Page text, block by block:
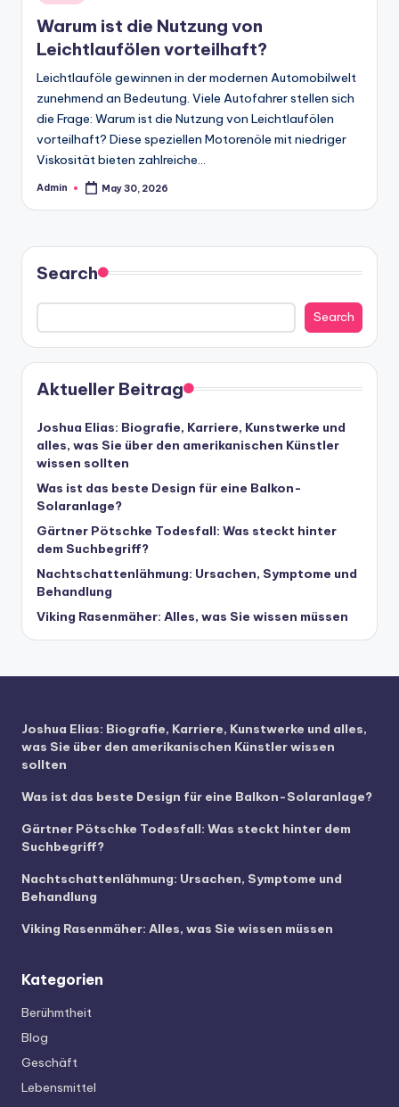
in
Warum ist die Nutzung von
Leichtlaufölen vorteilhaft?
Leichtlauföle gewinnen in der modernen Automobilwelt
zunehmend an Bedeutung. Viele Autofahrer stellen sich
die Frage: Warum ist die Nutzung von Leichtlaufölen
vorteilhaft? Diese speziellen Motorenöle mit niedriger
Viskosität bieten zahlreiche…
Posted
Admin May 30, 2026
Search
Search
Aktueller Beitrag
Joshua Elias: Biografie, Karriere, Kunstwerke und
alles, was Sie über den amerikanischen Künstler
wissen sollten
Was ist das beste Design für eine Balkon-
Solaranlage?
Gärtner Pötschke Todesfall: Was steckt hinter
dem Suchbegriff?
Nachtschattenlähmung: Ursachen, Symptome und
Behandlung
Viking Rasenmäher: Alles, was Sie wissen müssen
Joshua Elias: Biografie, Karriere, Kunstwerke und alles,
was Sie über den amerikanischen Künstler wissen
sollten
Was ist das beste Design für eine Balkon-Solaranlage?
Gärtner Pötschke Todesfall: Was steckt hinter dem
Suchbegriff?
Nachtschattenlähmung: Ursachen, Symptome und
Behandlung
Viking Rasenmäher: Alles, was Sie wissen müssen
Kategorien
Berühmtheit
Blog
Geschäft
Lebensmittel